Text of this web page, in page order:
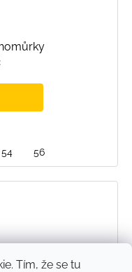
Tím, že se tu
54 56